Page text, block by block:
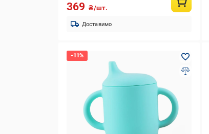
369 ₴/шт.
Доставимо